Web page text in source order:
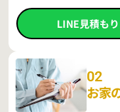
LINE見積もり
02
お家